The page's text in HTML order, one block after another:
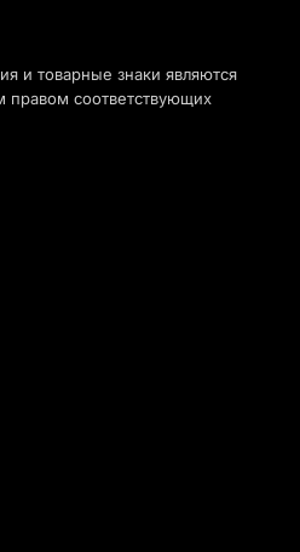
и товарные знаки являются
правом соответствующих